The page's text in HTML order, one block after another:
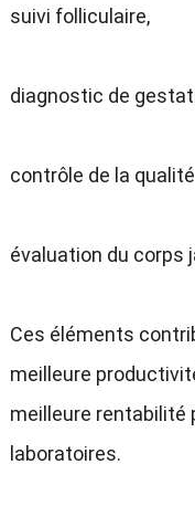
suivi folliculaire,
diagnostic de
contrôle de la
évaluation du corps
Ces éléments
meilleure
meilleure rentabilité
laboratoires.